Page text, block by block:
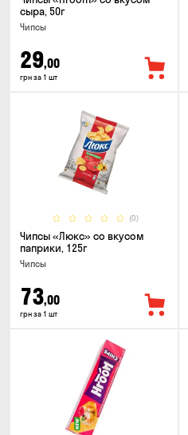
сыра, 50г
Чипсы
29,00
грн за 1 шт
(0)
Чипсы «Люкс» со вкусом
паприки, 125г
Чипсы
73,00
грн за 1 шт